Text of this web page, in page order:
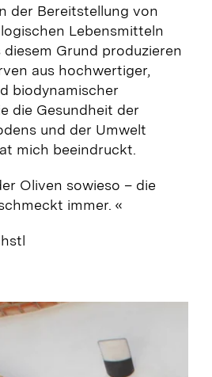
der Bereitstellung von
Lebensmitteln
Grund produzieren
aus hochwertiger,
biodynamischer
die Gesundheit der
und der Umwelt
mich beeindruckt.
Oliven sowieso – die
immer. «